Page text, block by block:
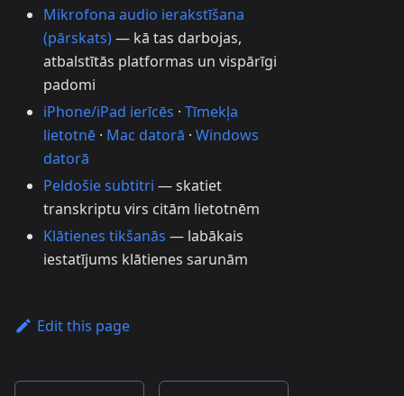
Mikrofona audio ierakstīšana
(pārskats)— kā tas darbojas,
atbalstītās platformas un vispārīgi
padomi
iPhone/iPad ierīcēs · Tīmekļa
lietotnē · Mac datorā · Windows
datorā
Peldošie subtitri — skatiet
transkriptu virs citām lietotnēm
Klātienes tikšanās — labākais
iestatījums klātienes sarunām
Edit this page